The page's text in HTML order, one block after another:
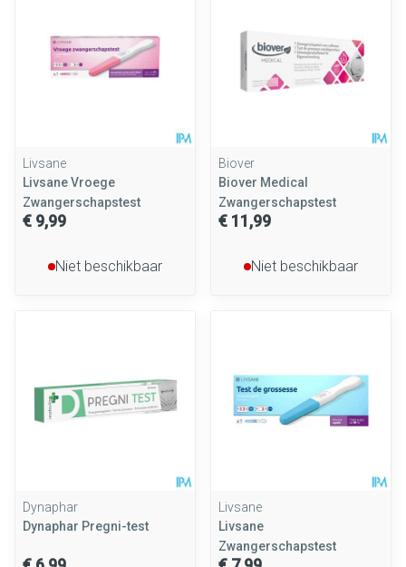
Livsane
Livsane Vroege
Zwangerschapstest
€ 9,99
Niet beschikbaar
Biover
Biover Medical
Zwangerschapstest
€ 11,99
Niet beschikbaar
Dynaphar
Dynaphar Pregni-test
Livsane
Livsane
Zwangerschapstest